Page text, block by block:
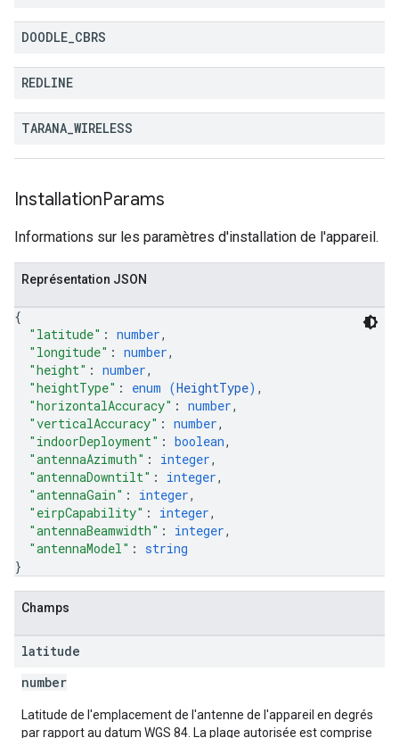
DOODLE CBRS
REDLINE
TARANA WIRELESS
InstallationParams
Informations sur les paramètres d'installation de l'appareil.
Représentation JSON
{
"latitude" : number,
"longitude" : number,
"height" : number,
"heightType" : enum (HeightType) ,
"horizontalAccuracy" : number,
"verticalAccuracy" : number,
"indoorDeployment" : boolean,
"antennaAzimuth" : integer,
"antennaDowntilt" : integer,
"antennaGain" : integer,
"eirpCapability" : integer,
"antennaBeamwidth" : integer,
"antennaModel" : string
}
Champs
latitude
number
Latitude de l'emplacement de l'antenne de l'appareil en degrés
par rapport au datum WGS 84. La plage autorisée est comprise